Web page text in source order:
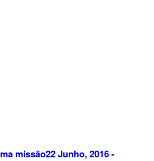
missão22 Junho, 2016 -